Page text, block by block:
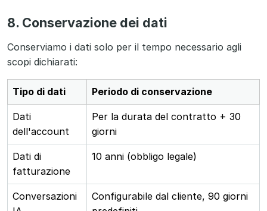
8. Conservazione dei dati
Conserviamo i dati solo per il tempo necessario agli
scopi dichiarati:
Tipo di dati Periodo di conservazione
Dati
dell'account
Per la durata del contratto + 30
giorni
Dati di
fatturazione
10 anni (obbligo legale)
Conversazioni
Configurabile dal cliente, 90 giorni